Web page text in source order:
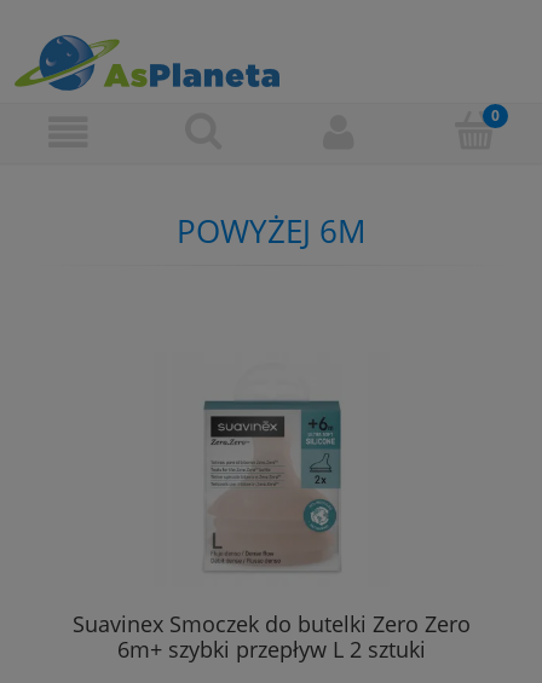
POWYŻEJ 6M
Suavinex Smoczek do butelki Zero Zero
6m+ szybki przepływ L 2 sztuki